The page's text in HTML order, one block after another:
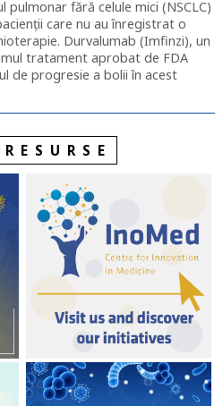
fără celule mici (NSCLC)
care nu au înregistrat o
Durvalumab (Imfinzi), un
tratament aprobat de FDA
de progresie a bolii în acest